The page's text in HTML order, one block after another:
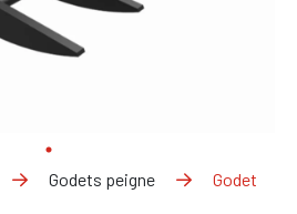
Godets peigne
Godet